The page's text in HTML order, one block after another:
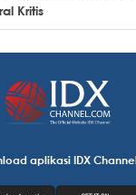
Kritis
aplikasi IDX